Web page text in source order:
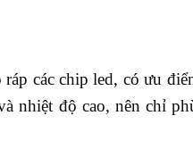
các chip led, có ưu
nhiệt độ cao, nên chỉ